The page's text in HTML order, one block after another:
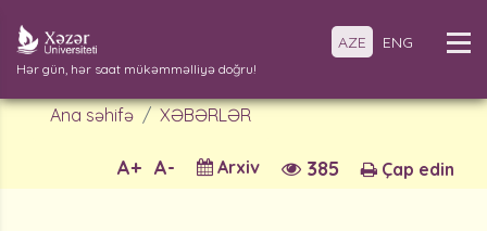
Hər gün, hər saat mükəmməlliyə doğru!
AZE ENG
Ana səhifə XƏBƏRLƏR
Çap edin
385
Arxiv
A-
A+